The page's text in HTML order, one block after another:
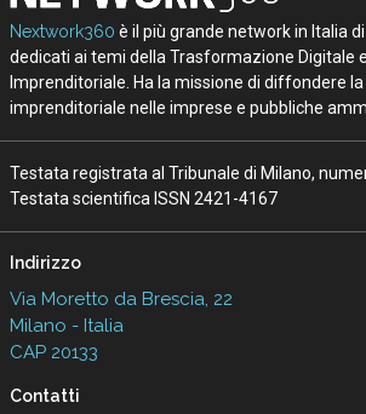
Nextwork360 è il più grande network in Italia
dedicati ai temi della Trasformazione Digitale
Imprenditoriale. Ha la missione di diffondere
imprenditoriale nelle imprese e pubbliche
Testata registrata al Tribunale di Milano,
Testata scientifica ISSN 2421-4167
Indirizzo
Via Moretto da Brescia, 22
Milano - Italia
CAP 20133
Contatti